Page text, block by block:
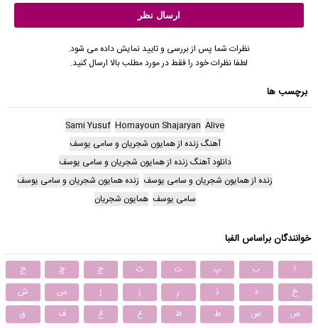
نظرات شما پس از بررسی و تایید نمایش داده می شود.
لطفا نظرات خود را فقط در مورد مطلب بالا ارسال کنید.
برچسب ها
Alive
Homayoun Shajaryan
Sami Yusuf
آهنگ زنده از همایون شجریان و سامی یوسف
دانلود آهنگ زنده از همایون شجریان و سامی یوسف
زنده از همایون شجریان و سامی یوسف زنده همایون شجریان و سامی یوسف
سامی یوسف همایون شجریان
خوانندگان براساس الفبا
ا ب پ ت ث ج چ
ح
خ
د ذ ر ز ژ س
ش
ص
ض ط ظ ع غ ف
ق